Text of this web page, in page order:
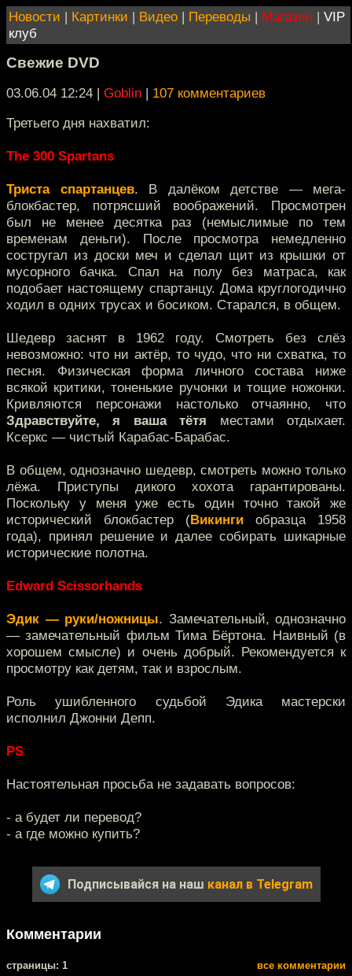
Новости | Картинки | Видео | Переводы | Магазин | VIP
клуб
Свежие DVD
03.06.04 12:24 | Goblin | 107 комментариев
Третьего дня нахватил:
The 300 Spartans
Триста спартанцев. В далёком детстве — мега-
блокбастер, потрясший воображений. Просмотрен
был не менее десятка раз (немыслимые по тем
временам деньги). После просмотра немедленно
состругал из доски меч и сделал щит из крышки от
мусорного бачка. Спал на полу без матраса, как
подобает настоящему спартанцу. Дома круглогодично
ходил в одних трусах и босиком. Старался, в общем.
Шедевр заснят в 1962 году. Смотреть без слёз
невозможно: что ни актёр, то чудо, что ни схватка, то
песня. Физическая форма личного состава ниже
всякой критики, тоненькие ручонки и тощие ножонки.
Кривляются персонажи настолько отчаянно, что
Здравствуйте, я ваша тётя местами отдыхает.
Ксеркс — чистый Карабас-Барабас.
В общем, однозначно шедевр, смотреть можно только
лёжа. Приступы дикого хохота гарантированы.
Поскольку у меня уже есть один точно такой же
исторический блокбастер (Викинги образца 1958
года), принял решение и далее собирать шикарные
исторические полотна.
Edward Scissorhands
Эдик — руки/ножницы. Замечательный, однозначно
— замечательный фильм Тима Бёртона. Наивный (в
хорошем смысле) и очень добрый. Рекомендуется к
просмотру как детям, так и взрослым.
Роль ушибленного судьбой Эдика мастерски
исполнил Джонни Депп.
PS
Настоятельная просьба не задавать вопросов:
- а будет ли перевод?
- а где можно купить?
Подписывайся на наш канал в Telegram
Комментарии
cтраницы: 1 все комментарии